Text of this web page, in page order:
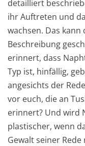
detailliert
ihr Auftreten und
wachsen. Das
Beschreibung
erinnert, dass
Typ ist, hinfällig,
angesichts der
vor euch, die an
erinnert? Und wird
plastischer, wenn
Gewalt seiner